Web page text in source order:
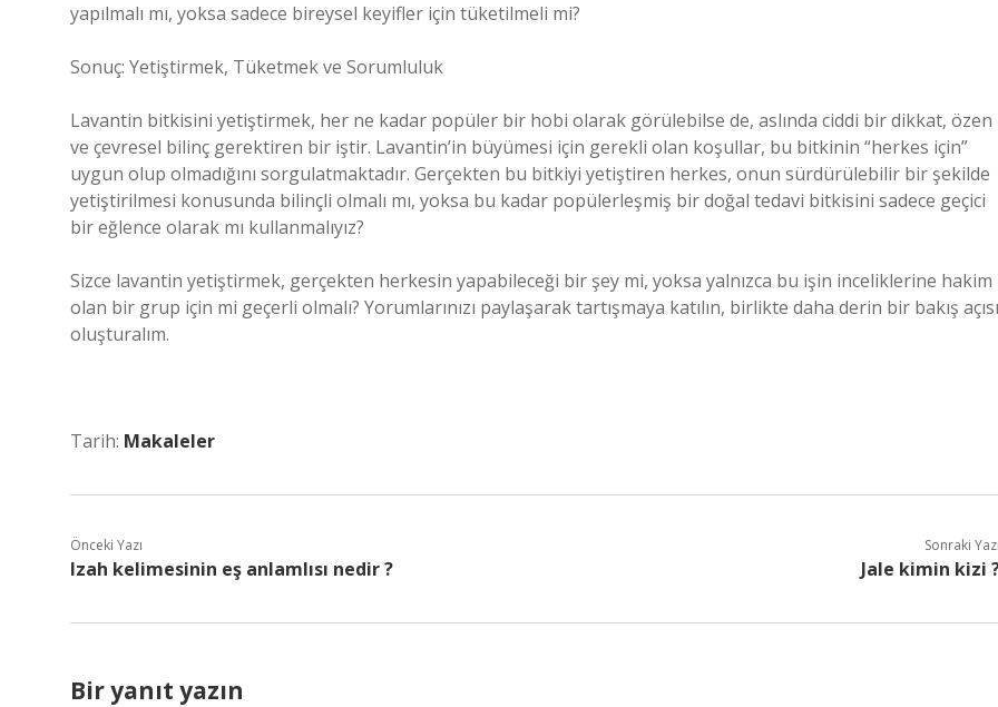
yapılmalı mı, yoksa sadece bireysel keyifler için tüketilmeli mi?
Sonuç: Yetiştirmek, Tüketmek ve Sorumluluk
Lavantin bitkisini yetiştirmek, her ne kadar popüler bir hobi olarak görülebilse de, aslında ciddi bir dikkat, özen
ve çevresel bilinç gerektiren bir iştir. Lavantin’in büyümesi için gerekli olan koşullar, bu bitkinin “herkes için”
uygun olup olmadığını sorgulatmaktadır. Gerçekten bu bitkiyi yetiştiren herkes, onun sürdürülebilir bir şekilde
yetiştirilmesi konusunda bilinçli olmalı mı, yoksa bu kadar popülerleşmiş bir doğal tedavi bitkisini sadece geçici
bir eğlence olarak mı kullanmalıyız?
Sizce lavantin yetiştirmek, gerçekten herkesin yapabileceği bir şey mi, yoksa yalnızca bu işin inceliklerine hakim
olan bir grup için mi geçerli olmalı? Yorumlarınızı paylaşarak tartışmaya katılın, birlikte daha derin bir bakış açısı
oluşturalım.
Tarih: Makaleler
Önceki Yazı
Izah kelimesinin eş anlamlısı nedir ?
Sonraki Yazı
Jale kimin kizi
Bir yanıt yazın